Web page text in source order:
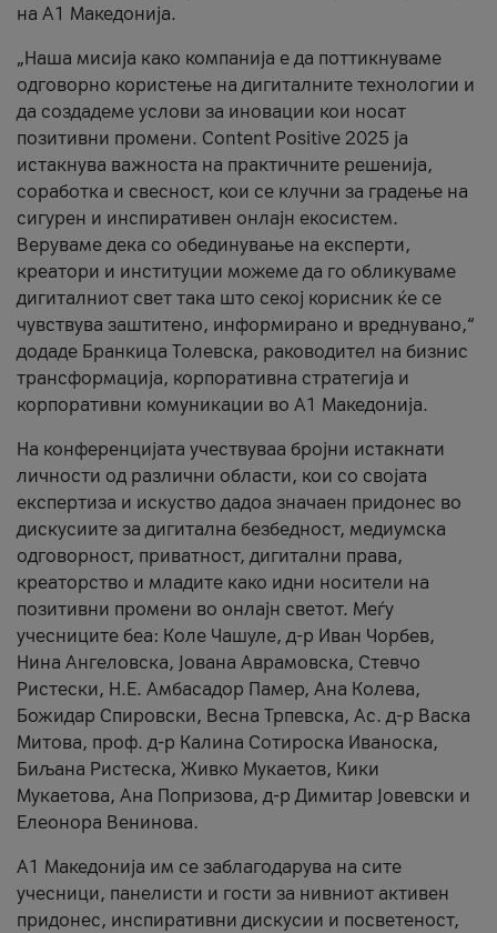
на А1 Македонија.
„Наша мисија како компанија е да поттикнуваме
одговорно користење на дигиталните технологии и
да создадеме услови за иновации кои носат
позитивни промени. Content Positive 2025 ја
истакнува важноста на практичните решенија,
соработка и свесност, кои се клучни за градење на
сигурен и инспиративен онлајн екосистем.
Веруваме дека со обединување на експерти,
креатори и институции можеме да го обликуваме
дигиталниот свет така што секој корисник ќе се
чувствува заштитено, информирано и вреднувано,“
додаде Бранкица Толевска, раководител на бизнис
трансформација, корпоративна стратегија и
корпоративни комуникации во А1 Македонија.
На конференцијата учествуваа бројни истакнати
личности од различни области, кои со својата
експертиза и искуство дадоа значаен придонес во
дискусиите за дигитална безбедност, медиумска
одговорност, приватност, дигитални права,
креаторство и младите како идни носители на
позитивни промени во онлајн светот. Меѓу
учесниците беа: Коле Чашуле, д-р Иван Чорбев,
Нина Ангеловска, Јована Аврамовска, Стевчо
Ристески, Н.Е. Амбасадор Памер, Ана Колева,
Божидар Спировски, Весна Трпевска, Ас. д-р Васка
Митова, проф. д-р Калина Сотироска Иваноска,
Биљана Ристеска, Живко Мукаетов, Кики
Мукаетова, Ана Попризова, д-р Димитар Јовевски и
Елеонора Венинова.
А1 Македонија им се заблагодарува на сите
учесници, панелисти и гости за нивниот активен
придонес, инспиративни дискусии и посветеност,